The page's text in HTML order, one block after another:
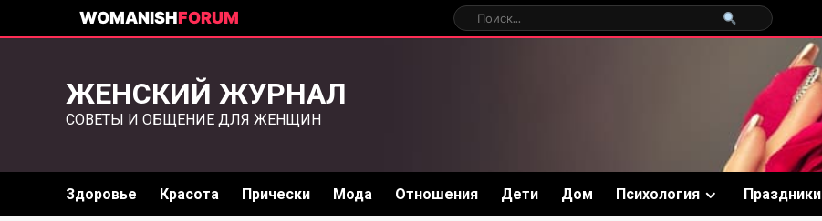
WOMANISHFORUM
ЖЕНСКИЙ ЖУРНАЛ
СОВЕТЫ И ОБЩЕНИЕ ДЛЯ ЖЕНЩИН
Здоровье Красота Прически Мода Отношения Дети Дом Психология Праздники